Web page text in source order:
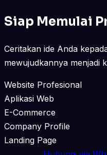
Siap Memulai
Ceritakan ide Anda
mewujudkannya menjadi
Website Profesional
Aplikasi Web
E-Commerce
Company Profile
Landing Page